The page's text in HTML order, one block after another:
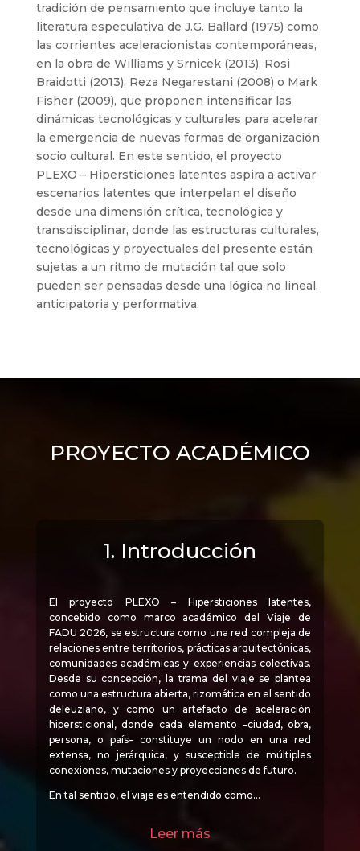
tradición de pensamiento que incluye tanto la
literatura especulativa de J.G. Ballard (1975) como
las corrientes aceleracionistas contemporáneas,
en la obra de Williams y Srnicek (2013), Rosi
Braidotti (2013), Reza Negarestani (2008) o Mark
Fisher (2009), que proponen intensificar las
dinámicas tecnológicas y culturales para acelerar
la emergencia de nuevas formas de organización
socio cultural. En este sentido, el proyecto
PLEXO – Hipersticiones latentes aspira a activar
escenarios latentes que interpelan el diseño
desde una dimensión crítica, tecnológica y
transdisciplinar, donde las estructuras culturales,
tecnológicas y proyectuales del presente están
sujetas a un ritmo de mutación tal que solo
pueden ser pensadas desde una lógica no lineal,
anticipatoria y performativa.
PROYECTO ACADÉMICO
1. Introducción
El proyecto PLEXO – Hipersticiones latentes,
concebido como marco académico del Viaje de
FADU 2026, se estructura como una red compleja de
relaciones entre territorios, prácticas arquitectónicas,
comunidades académicas y experiencias colectivas.
Desde su concepción, la trama del viaje se plantea
como una estructura abierta, rizomática en el sentido
deleuziano, y como un artefacto de aceleración
hipersticional, donde cada elemento –ciudad, obra,
persona, o país– constituye un nodo en una red
extensa, no jerárquica, y susceptible de múltiples
conexiones, mutaciones y proyecciones de futuro.
En tal sentido, el viaje es entendido como…
Leer más